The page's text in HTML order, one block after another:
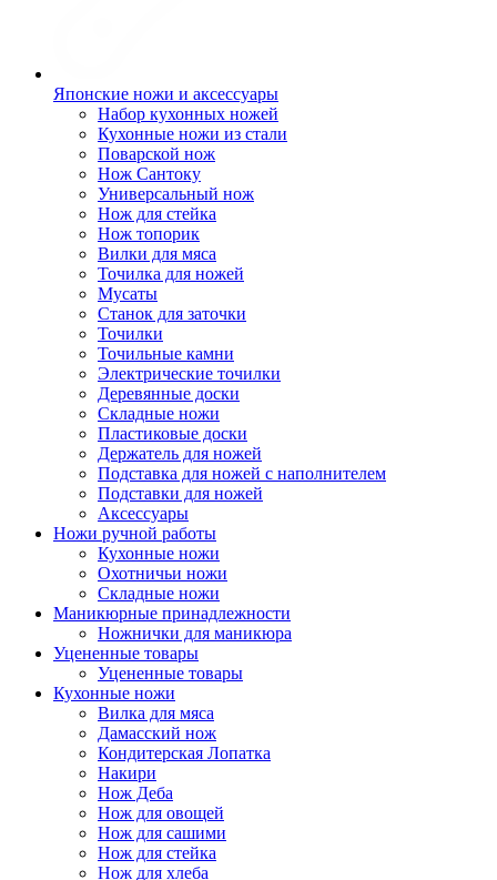
Японские ножи и аксессуары
Набор кухонных ножей
Кухонные ножи из стали
Поварской нож
Нож Сантоку
Универсальный нож
Нож для стейка
Нож топорик
Вилки для мяса
Точилка для ножей
Мусаты
Станок для заточки
Точилки
Точильные камни
Электрические точилки
Деревянные доски
Складные ножи
Пластиковые доски
Держатель для ножей
Подставка для ножей с наполнителем
Подставки для ножей
Аксессуары
Ножи ручной работы
Кухонные ножи
Охотничьи ножи
Складные ножи
Маникюрные принадлежности
Ножнички для маникюра
Уцененные товары
Уцененные товары
Кухонные ножи
Вилка для мяса
Дамасский нож
Кондитерская Лопатка
Накири
Нож Деба
Нож для овощей
Нож для сашими
Нож для стейка
Нож для хлеба